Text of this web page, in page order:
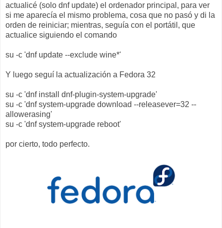
actualicé (solo dnf update) el ordenador principal, para ver
si me aparecía el mismo problema, cosa que no pasó y di la
orden de reiniciar; mientras, seguía con el portátil, que
actualice siguiendo el comando
su -c 'dnf update --exclude wine*'
Y luego seguí la actualización a Fedora 32
su -c 'dnf install dnf-plugin-system-upgrade'
su -c 'dnf system-upgrade download --releasever=32 --
allowerasing'
su -c 'dnf system-upgrade reboot'
por cierto, todo perfecto.